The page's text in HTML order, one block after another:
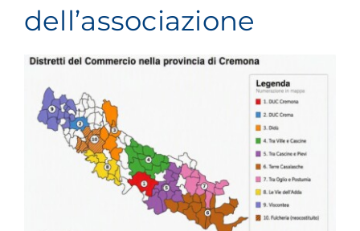
dell’associazione